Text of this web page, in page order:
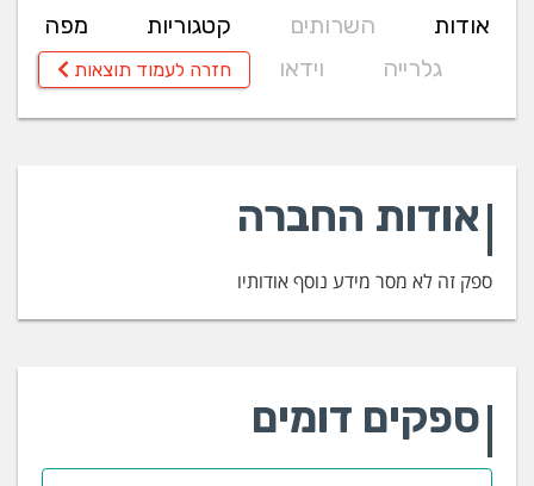
אודות השרותים קטגוריות
מפה
גלרייה
וידאו חזרה לעמוד תוצאות
אודות החברה
ספק זה לא מסר מידע נוסף אודותיו
ספקים דומים